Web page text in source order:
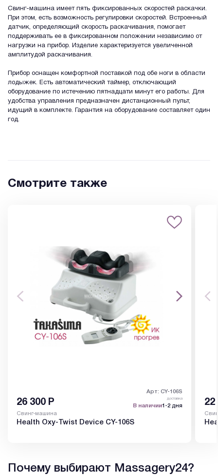
Свинг-машина имеет пять фиксированных скоростей раскачки.
При этом, есть возможность регулировки скоростей. Встроенный
датчик, определяющий скорость раскачивания, помогает
поддерживать ее в фиксированном положении независимо от
нагрузки на прибор. Изделие характеризуется увеличенной
амплитудой раскачивания.
Прибор оснащен комфортной поставкой под обе ноги в области
лодыжек. Есть автоматический таймер, отключающий
оборудование по истечению пятнадцати минут его работы. Для
удобства управления предназначен дистанционный пульт,
идущий в комплекте. Гарантия на оборудование составляет один
год.
Смотрите также
Арт: CY-106S
26 300 Р доставка
В наличии1-2 дня
Свинг-машина
Health Oxy-Twist Device CY-106S
22
Почему выбирают Massagery24?